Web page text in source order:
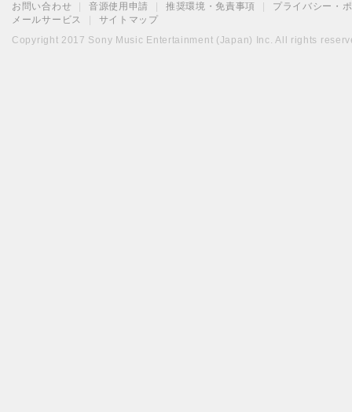
お問い合わせ 音源使用申請 推奨環境・免責事項
プライバシー・
メールサービス
サイトマップ
Copyright 2017 Sony Music Entertainment (Japan) Inc. All rights